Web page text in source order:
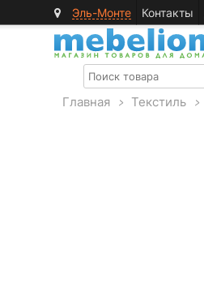
Эль-Монте Контакты
Главная > Текстиль >